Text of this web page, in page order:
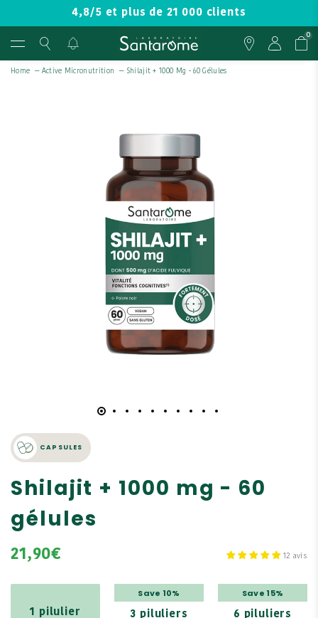
4,8/5 et plus de 21 000 clients
0
Home — Active Micronutrition — Shilajit + 1000 Mg - 60 Gélules
CAPSULES
Shilajit + 1000 mg - 60
gélules
21,90€ 12 avis
1 pilulier 3 piluliers
Save 10%
6 piluliers
Save 15%